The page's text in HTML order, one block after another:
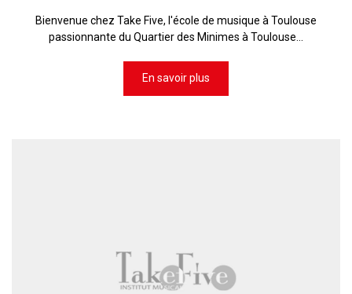
Bienvenue chez Take Five, l'école de musique à Toulouse
passionnante du Quartier des Minimes à Toulouse...
En savoir plus